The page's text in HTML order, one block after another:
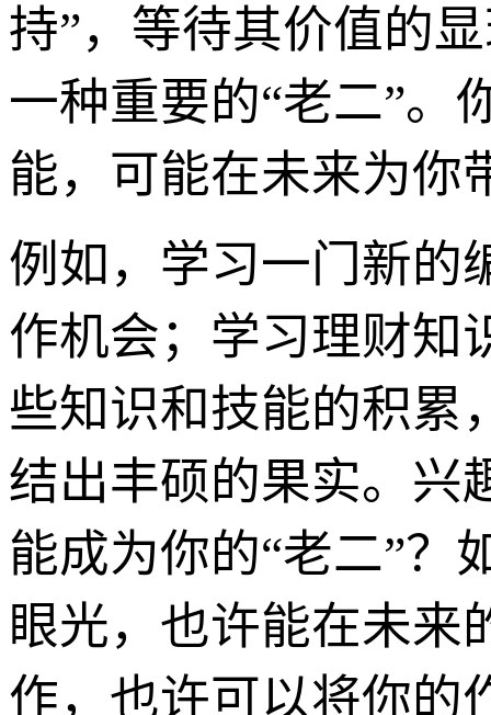
持”，等待其价值的
一种重要的“老二”。
能，可能在未来为你
例如，学习一门新的
作机会；学习理财知
些知识和技能的积累
结出丰硕的果实。兴
能成为你的“老二”？
眼光，也许能在未来
作，也许可以将你的